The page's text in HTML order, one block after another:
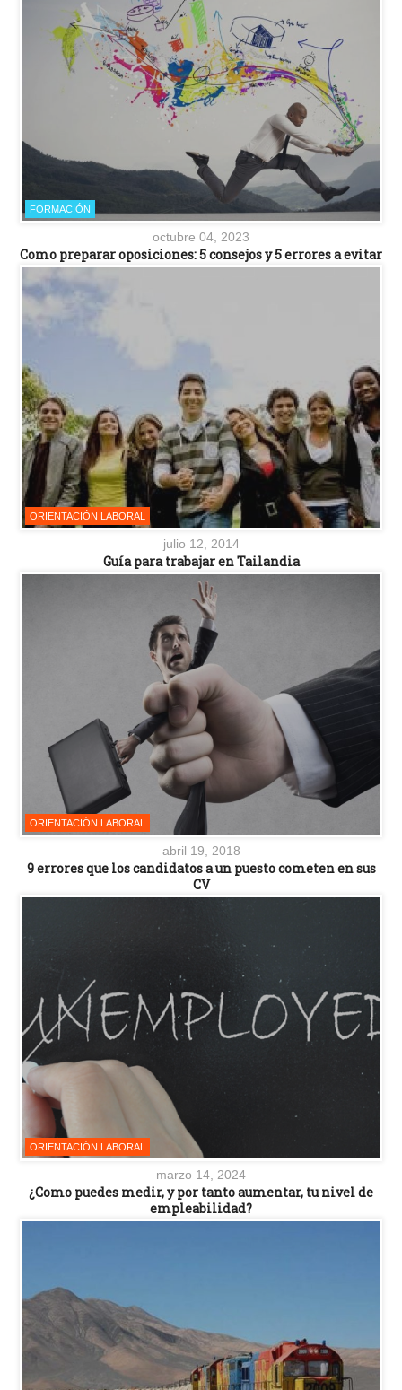
FORMACIÓN
octubre 04, 2023
Como preparar oposiciones: 5 consejos y 5 errores a evitar
ORIENTACIÓN LABORAL
julio 12, 2014
Guía para trabajar en Tailandia
ORIENTACIÓN LABORAL
abril 19, 2018
9 errores que los candidatos a un puesto cometen en sus
CV
ORIENTACIÓN LABORAL
marzo 14, 2024
¿Como puedes medir, y por tanto aumentar, tu nivel de
empleabilidad?